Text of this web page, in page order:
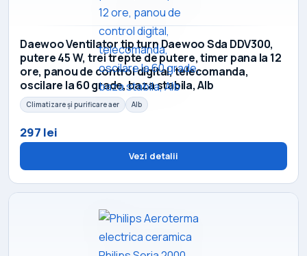
Daewoo Ventilator tip turn Daewoo Sda DDV300,
putere 45 W, trei trepte de putere, timer pana la 12
ore, panou de control digital, telecomanda,
oscilare la 60 grade, baza stabila, Alb
Climatizare și purificare aer Alb
297 lei
Vezi detalii